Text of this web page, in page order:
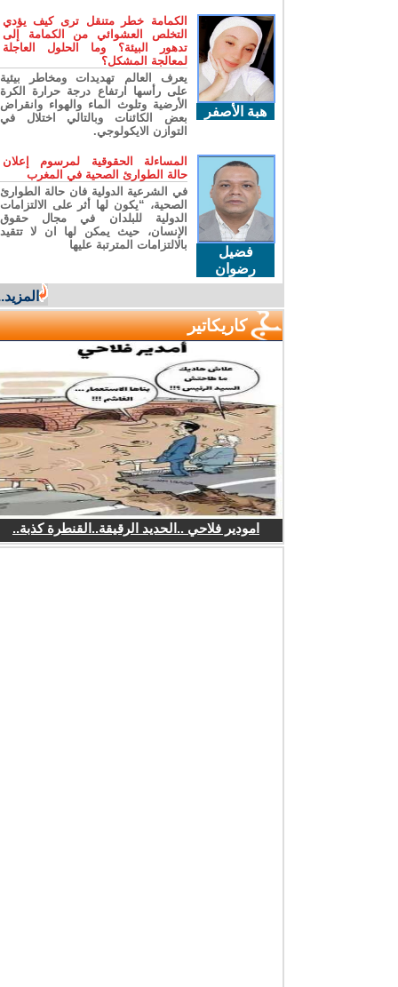
هبة الأصفر
الكمامة خطر متنقل ترى كيف يؤدي
التخلص العشوائي من الكمامة إلى
تدهور البيئة؟ وما الحلول العاجلة
لمعالجة المشكل؟
يعرف العالم تهديدات ومخاطر بيئية
على رأسها ارتفاع درجة حرارة الكرة
الأرضية وتلوث الماء والهواء وانقراض
بعض الكائنات وبالتالي اختلال في
التوازن الايكولوجي.
فضيل
رضوان
المساءلة الحقوقية لمرسوم إعلان
حالة الطوارئ الصحية في المغرب
في الشرعية الدولية فان حالة الطوارئ
الصحية، “يكون لها أثر على الالتزامات
الدولية للبلدان في مجال حقوق
الإنسان، حيث يمكن لها ان لا تتقيد
بالالتزامات المترتبة عليها
المزيد...
كاريكاتير
امودير فلاحي ..الحديد الرقيقة..القنطرة كذبة..